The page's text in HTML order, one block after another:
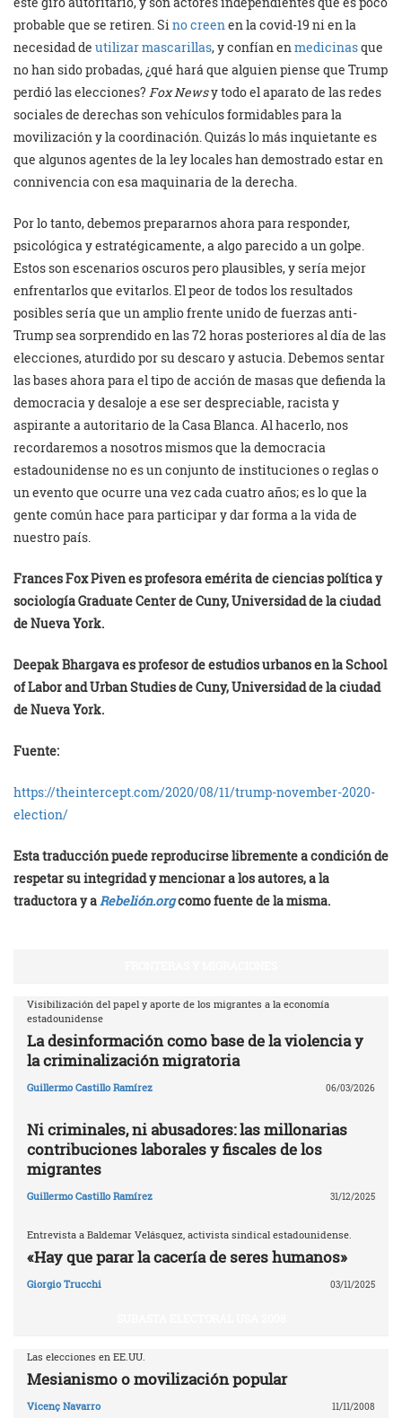
probable que se retiren. Sino creenen la covid-19 ni en la
necesidad de utilizar mascarillas, y confían enmedicinasque
no han sido probadas, ¿qué hará que alguien piense que Trump
perdió las elecciones? Fox Newsy todo el aparato de las redes
sociales de derechas son vehículos formidables para la
movilización y la coordinación. Quizás lo más inquietante es
que algunos agentes de la ley locales han demostrado estar en
connivencia con esa maquinaria de la derecha.
Por lo tanto, debemos prepararnos ahora para responder,
psicológica y estratégicamente, a algo parecido a un golpe.
Estos son escenarios oscuros pero plausibles, y sería mejor
enfrentarlos que evitarlos. El peor de todos los resultados
posibles sería que un amplio frente unido de fuerzas anti-
Trump sea sorprendido en las 72 horas posteriores al día de las
elecciones, aturdido por su descaro y astucia. Debemos sentar
las bases ahora para el tipo de acción de masas que defienda la
democracia y desaloje a ese ser despreciable, racista y
aspirante a autoritario de la Casa Blanca. Al hacerlo, nos
recordaremos a nosotros mismos que la democracia
estadounidense no es un conjunto de instituciones o reglas o
un evento que ocurre una vez cada cuatro años; es lo que la
gente común hace para participar y dar forma a la vida de
nuestro país.
Frances Fox Piven es profesora emérita de ciencias política y
sociología Graduate Center de Cuny, Universidad de la ciudad
de Nueva York.
Deepak Bhargava es profesor de estudios urbanos en la School
of Labor and Urban Studies de Cuny,Universidad de la ciudad
de Nueva York.
Fuente:
https://theintercept.com/2020/08/11/trump-november-2020-
election/
Esta traducción puede reproducirse libremente a condición de
respetar su integridad y mencionar a los autores, a la
traductora y aRebelión.orgcomo fuente de la misma.
Visibilización del papel y aporte de los migrantes a la economía
estadounidense
La desinformación como base de la violencia y
la criminalización migratoria
Guillermo Castillo Ramírez 06/03/2026
Ni criminales, ni abusadores: las millonarias
contribuciones laborales y fiscales de los
migrantes
Guillermo Castillo Ramírez 31/12/2025
Entrevista a Baldemar Velásquez, activista sindical estadounidense.
«Hay que parar la cacería de seres humanos»
Giorgio Trucchi 03/11/2025
Las elecciones en EE.UU.
Mesianismo o movilización popular
Vicenç Navarro 11/11/2008